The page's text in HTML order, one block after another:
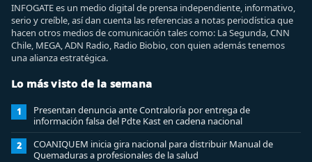
INFOGATE es un medio digital de prensa independiente, informativo,
serio y creíble, así dan cuenta las referencias a notas periodística que
hacen otros medios de comunicación tales como: La Segunda, CNN
Chile, MEGA, ADN Radio, Radio Biobio, con quien además tenemos
una alianza estratégica.
Lo más visto de la semana
1
Presentan denuncia ante Contraloría por entrega de
información falsa del Pdte Kast en cadena nacional
2
COANIQUEM inicia gira nacional para distribuir Manual de
Quemaduras a profesionales de la salud